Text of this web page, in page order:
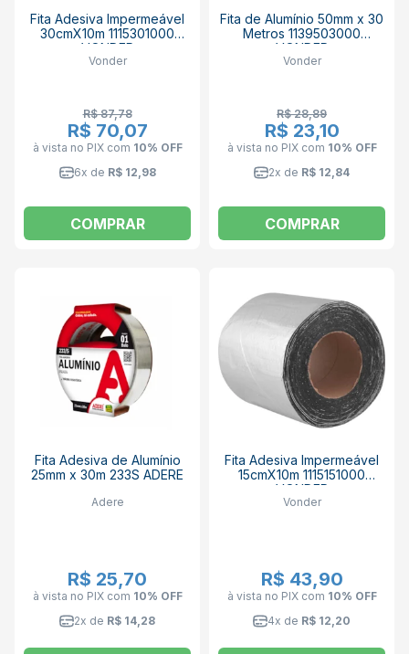
Fita Adesiva Impermeável
30cmX10m 1115301000
VONDER
Vonder
R$ 87,78
R$ 70,07
à vista no PIX com 10% OFF
6x de R$ 12,98
COMPRAR
Fita de Alumínio 50mm x 30
Metros 1139503000
VONDER
Vonder
R$ 28,89
R$ 23,10
à vista no PIX com 10% OFF
2x de R$ 12,84
COMPRAR
Fita Adesiva de Alumínio
25mm x 30m 233S ADERE
Adere
R$ 25,70
à vista no PIX com 10% OFF
2x de R$ 14,28
Fita Adesiva Impermeável
15cmX10m 1115151000
VONDER
Vonder
R$ 43,90
à vista no PIX com 10% OFF
4x de R$ 12,20